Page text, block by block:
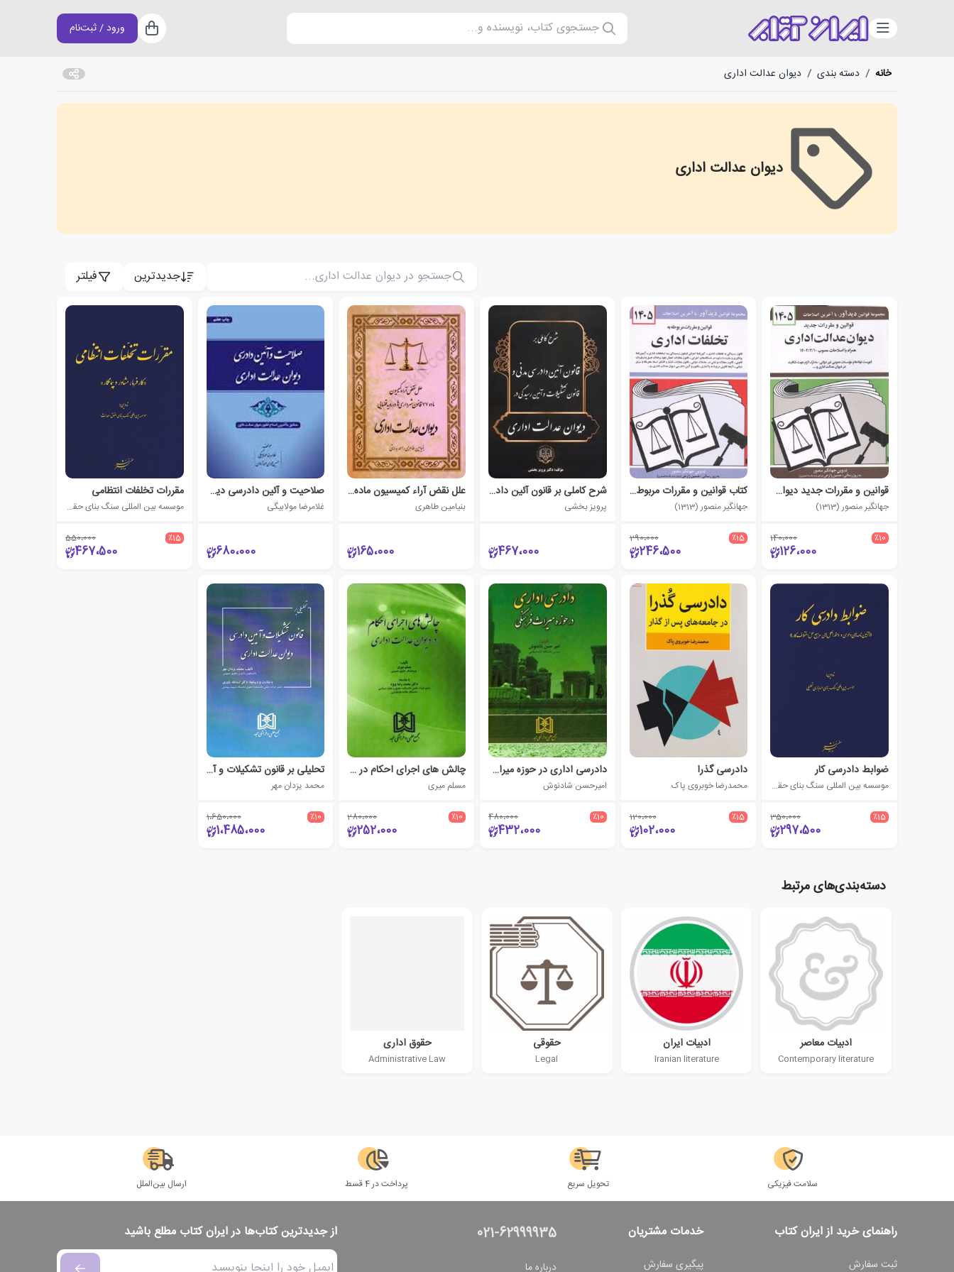
دسته‌بندی جستجوی کتاب، نویسنده و... سبد خرید
ورود / ثبت‌نام
خانه / دسته بندی / دیوان عدالت اداری
دیوان عدالت اداری
Administrative Justice Court
جدیدترین فیلتر
قوانین و مقررات جدید دیوان عدالت اداری 1405
جهانگیر منصور (1313)
٪10 140،000
126،000
کتاب قوانین و مقررات مربوط به تخلفات اداری 1405
جهانگیر منصور (1313)
٪15 290،000
246،500
شرح کاملی بر قانون آئین دادرسی مدنی و قانون تشکیلات و آئین رسیدگی در دیوان عدالت اداری
پرویز بخشی
467،000
علل نقض آراء کمیسیون ماده 77 قانون شهرداری ها در رویه قضایی دیوان عدالت اداری
بنیامین طاهری
165،000
صلاحیت و آئین دادرسی دیوان عدالت اداری
غلامرضا مولابیگی
680،000
مقررات تخلفات انتظامی
موسسه بین المللی سنگ بنای حقوق احداث
٪15 550،000
467،500
ضوابط دادرسی کار
موسسه بین المللی سنگ بنای حقوق احداث
٪15 350،000
297،500
دادرسی گذرا
محمدرضا خوبروی پاک
٪15 120،000
102،000
دادرسی اداری در حوزه میراث فرهنگی
امیرحسن شادنوش
٪10 480،000
432،000
چالش های اجرای احکام در دیوان عدالت اداری
مسلم میری
٪10 280،000
252،000
تحلیلی بر قانون تشکیلات و آیین دادرسی دیوان عدالت اداری
محمد یزدان مهر
٪10 1،650،000
1،485،000
دسته‌بندی‌های مرتبط
ادبیات معاصر
Contemporary literature
ادبیات ایران
Iranian literature
حقوقی
Legal
حقوق اداری
Administrative Law
سلامت فیزیکی تحویل سریع پرداخت در 4 قسط ارسال بین‌الملل
راهنمای خرید از ایران کتاب
ثبت سفارش
خدمات مشتریان
پیگیری سفارش
021-62999935
درباره ما
از جدیدترین کتاب‌ها در ایران کتاب مطلع باشید